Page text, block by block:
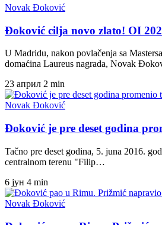
Novak Đoković
Đoković cilja novo zlato! OI
U Madridu, nakon povlačenja sa
domaćina Laureus nagrada, Novak
23 април 2 min
Novak Đoković
Đoković je pre deset godina
Tačno pre deset godina, 5. juna 2016.
centralnom terenu "Filip…
6 јун 4 min
Novak Đoković